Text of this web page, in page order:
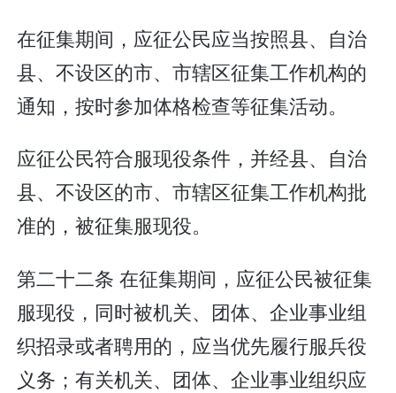
在征集期间，应征公民应当按照县、自治
县、不设区的市、市辖区征集工作机构的
通知，按时参加体格检查等征集活动。
应征公民符合服现役条件，并经县、自治
县、不设区的市、市辖区征集工作机构批
准的，被征集服现役。
第二十二条 在征集期间，应征公民被征集
服现役，同时被机关、团体、企业事业组
织招录或者聘用的，应当优先履行服兵役
义务；有关机关、团体、企业事业组织应